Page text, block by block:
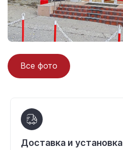
Все фото
Доставка и установка